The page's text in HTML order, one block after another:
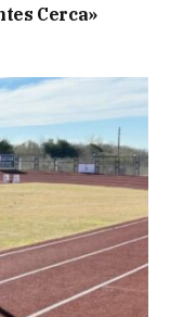
Cerca»